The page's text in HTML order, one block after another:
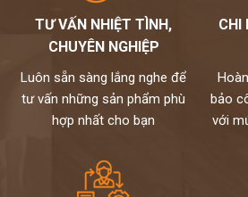
TƯ VẤN NHIỆT TÌNH,
CHUYÊN NGHIỆP
Luôn sẵn sàng lắng nghe để
tư vấn những sản phẩm phù
hợp nhất cho bạn
CHI
bảo
với